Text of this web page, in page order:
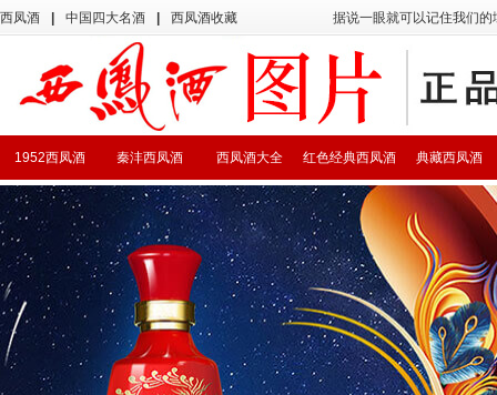
西凤酒 中国四大名酒 西凤酒收藏 据说一眼就可以记住我们
典藏西凤酒
红色经典西凤酒
西凤酒大全
秦沣西凤酒
1952西凤酒